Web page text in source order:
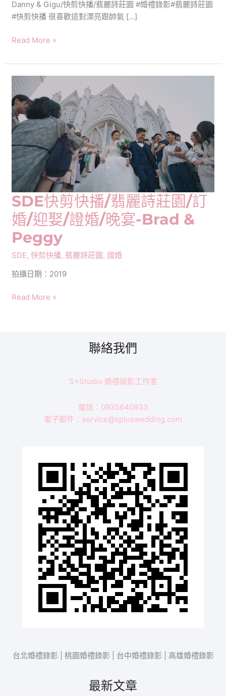
Danny & Gigu/快剪快播/翡麗詩莊園 #婚禮錄影#翡麗詩莊園
#快剪快播 很喜歡這對漂亮跟帥氣 […]
Danny
Gigu/
快
剪
快
播/
翡
麗
詩
莊
園
Read More »
SDE快剪快播/翡麗詩莊園/訂
婚/迎娶/證婚/晚宴-Brad &
Peggy
SDE,快剪快播, 翡麗詩莊園,證婚
拍攝日期：2019
SDE
Read More »
聯絡我們
S+Studio 婚禮錄影工作室
電話：0935640933
電子郵件：service@spluswedding.com
台北婚禮錄影 | 桃園婚禮錄影 | 台中婚禮錄影 | 高雄婚禮錄影
最新文章